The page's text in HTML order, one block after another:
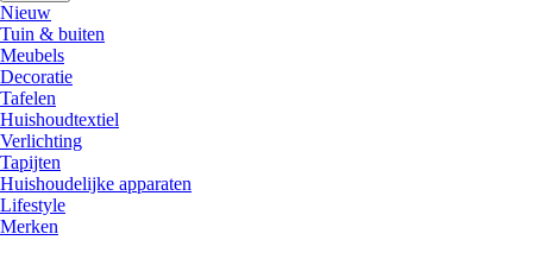
Nieuw
Tuin & buiten
Meubels
Decoratie
Tafelen
Huishoudtextiel
Verlichting
Tapijten
Huishoudelijke apparaten
Lifestyle
Merken